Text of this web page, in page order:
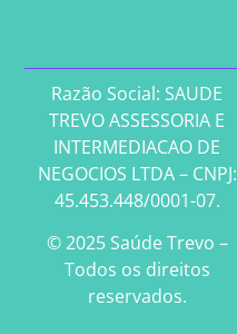
Razão Social: SAUDE
TREVO ASSESSORIA E
INTERMEDIACAO DE
NEGOCIOS LTDA – CNPJ:
45.453.448/0001-07.
© 2025 Saúde Trevo –
Todos os direitos
reservados.